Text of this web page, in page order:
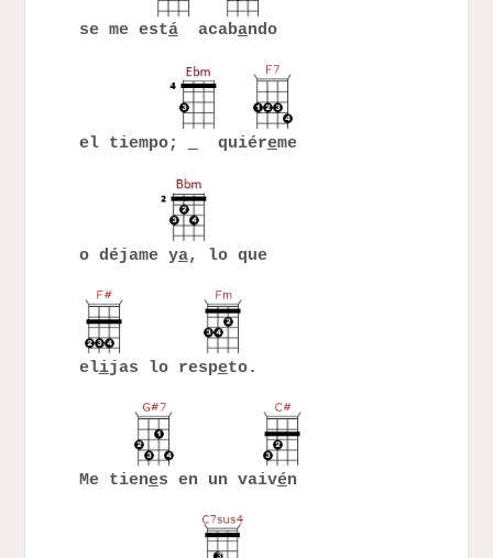
se me estáacabando
el tiempo; quiéreme
o déjame ya, lo que
elijas lo respeto.
Me tienes en un vaivén